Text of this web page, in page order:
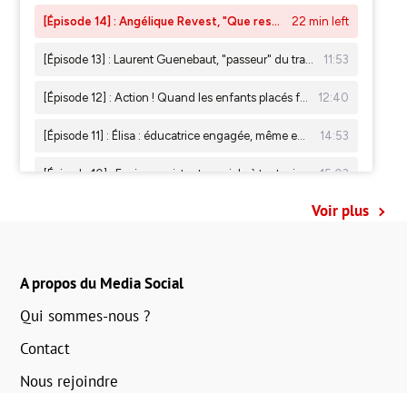
Voir plus
A propos du Media Social
Qui sommes-nous ?
Contact
Nous rejoindre